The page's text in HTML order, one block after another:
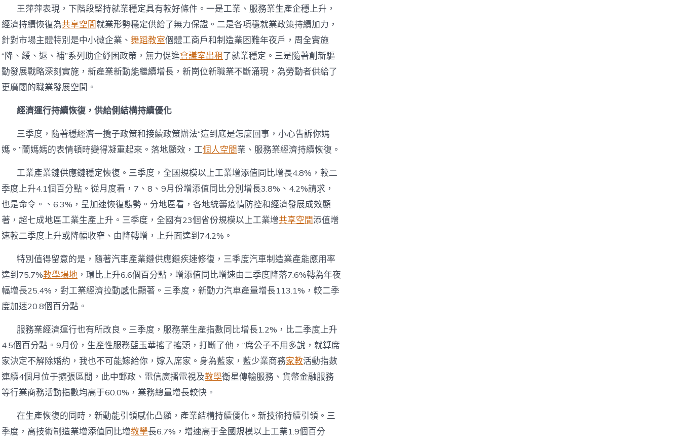
王萍萍表現，下階段堅持就業穩定具有較好條件。一是工業、服務業生產企穩上升，
經濟持續恢復為共享空間就業形勢穩定供給了無力保證。二是各項穩就業政策持續加力，
針對市場主體特別是中小微企業、 舞蹈教室個體工商戶和制造業困難年夜戶，周全實施
“降、緩、返、補”系列助企紓困政策，無力促進會議室出租了就業穩定。三是隨著創新驅
動發展戰略深刻實施，新產業新動能繼續增長，新崗位新職業不斷涌現，為勞動者供給了
更廣闊的職業發展空間。
經濟運行持續恢復，供給側結構持續優化
三季度，隨著穩經濟一攬子政策和接續政策辦法“這到底是怎麼回事，小心告訴你媽
媽。”蘭媽媽的表情頓時變得凝重起來。落地顯效，工個人空間業、服務業經濟持續恢復。
工業產業鏈供應鏈穩定恢復。三季度，全國規模以上工業增添值同比增長4.8%，較二
季度上升4.1個百分點。從月度看，7、8、9月份增添值同比分別增長3.8%、4.2%請求，
也是命令。、6.3%，呈加速恢復態勢。分地區看，各地統籌疫情防控和經濟發展成效顯
著，超七成地區工業生產上升。三季度，全國有23個省份規模以上工業增共享空間添值增
速較二季度上升或降幅收窄、由降轉增，上升面達到74.2%。
特別值得留意的是，隨著汽車產業鏈供應鏈疾速修復，三季度汽車制造業產能應用率
達到75.7%教學場地 ，環比上升6.6個百分點，增添值同比增速由二季度降落7.6%轉為年夜
幅增長25.4%，對工業經濟拉動感化顯著。三季度，新動力汽車產量增長113.1%，較二季
度加速20.8個百分點。
服務業經濟運行也有所改良。三季度，服務業生產指數同比增長1.2%，比二季度上升
4.5個百分點。9月份，生產性服務藍玉華搖了搖頭，打斷了他，“席公子不用多說，就算席
家決定不解除婚約，我也不可能嫁給你，嫁入席家。身為藍家，藍少業商務家教活動指數
連續4個月位于擴張區間，此中郵政、電信廣播電視及教學衛星傳輸服務、貨幣金融服務
等行業商務活動指數均高于60.0%，業務總量增長較快。
在生產恢復的同時，新動能引領感化凸顯，產業結構持續優化。新技術持續引領。三
季度，高技術制造業增添值同比增教學長6.7%，增速高于全國規模以上工業1.9個百分